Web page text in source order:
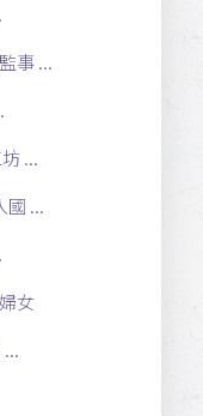
事 ...
...
...
女